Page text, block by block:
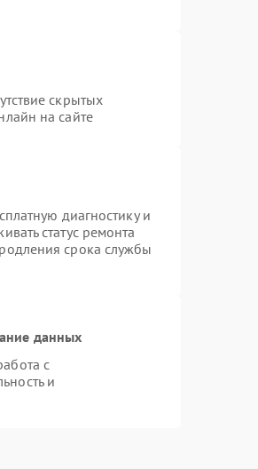
скрытых
на сайте
диагностику и
статус ремонта
срока службы
данных
с
и